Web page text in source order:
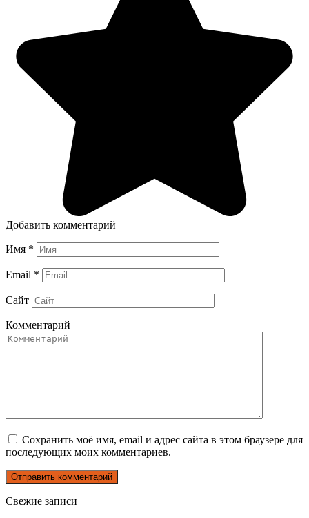
Добавить комментарий
Имя *
Email *
Сайт
Комментарий
Сохранить моё имя, email и адрес сайта в этом браузере для
последующих моих комментариев.
Свежие записи